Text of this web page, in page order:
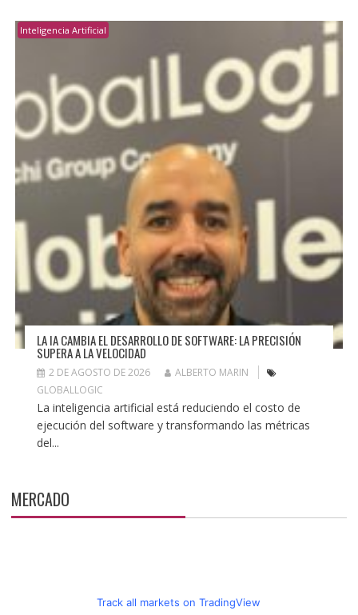
Inteligencia Artificial
LA IA CAMBIA EL DESARROLLO DE SOFTWARE: LA PRECISIÓN
SUPERA A LA VELOCIDAD
2 DE AGOSTO DE 2026
ALBERTO MARIN
GLOBALLOGIC
La inteligencia artificial está reduciendo el costo de
ejecución del software y transformando las métricas
del...
MERCADO
Track all markets on TradingView